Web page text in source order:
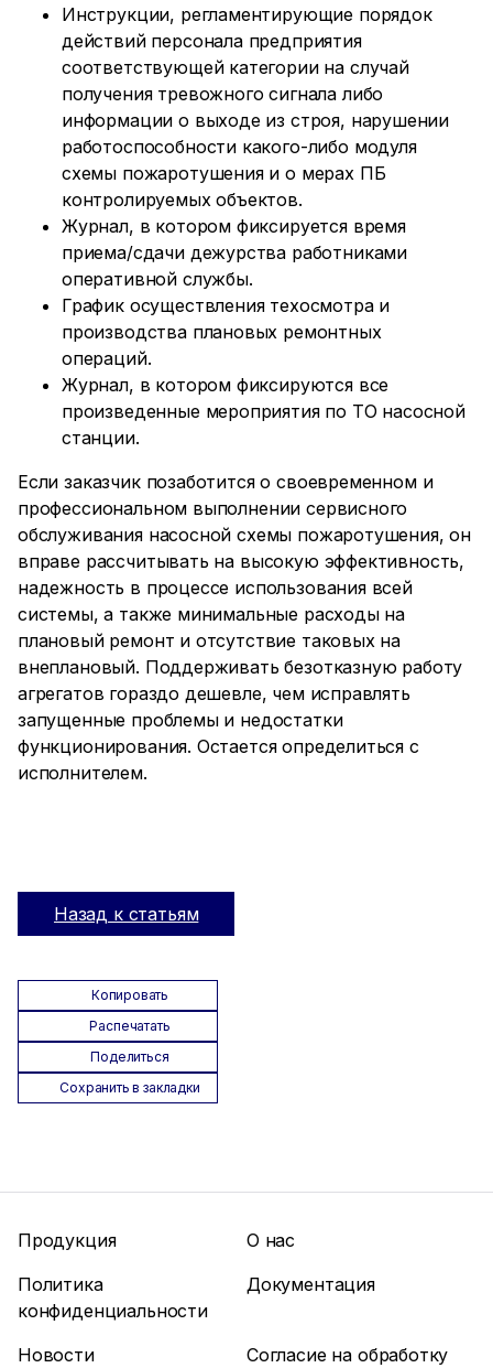
Инструкции, регламентирующие порядок
действий персонала предприятия
соответствующей категории на случай
получения тревожного сигнала либо
информации о выходе из строя, нарушении
работоспособности какого-либо модуля
схемы пожаротушения и о мерах ПБ
контролируемых объектов.
Журнал, в котором фиксируется время
приема/сдачи дежурства работниками
оперативной службы.
График осуществления техосмотра и
производства плановых ремонтных
операций.
Журнал, в котором фиксируются все
произведенные мероприятия по ТО насосной
станции.
Если заказчик позаботится о своевременном и
профессиональном выполнении сервисного
обслуживания насосной схемы пожаротушения, он
вправе рассчитывать на высокую эффективность,
надежность в процессе использования всей
системы, а также минимальные расходы на
плановый ремонт и отсутствие таковых на
внеплановый. Поддерживать безотказную работу
агрегатов гораздо дешевле, чем исправлять
запущенные проблемы и недостатки
функционирования. Остается определиться с
исполнителем.
Назад к статьям
Копировать
Распечатать
Поделиться
Сохранить в закладки
Продукция
О нас
Политика
конфиденциальности
Документация
Новости Согласие на обработку